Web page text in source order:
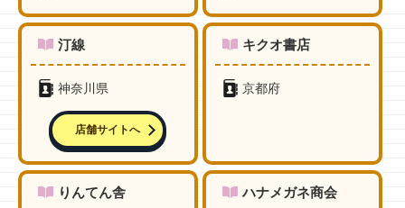
汀線
神奈川県
店舗サイトへ
キクオ書店
京都府
りんてん舎 ハナメガネ商会